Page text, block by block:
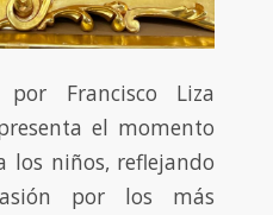
Francisco Liza
el momento
los niños, reflejando
por los más